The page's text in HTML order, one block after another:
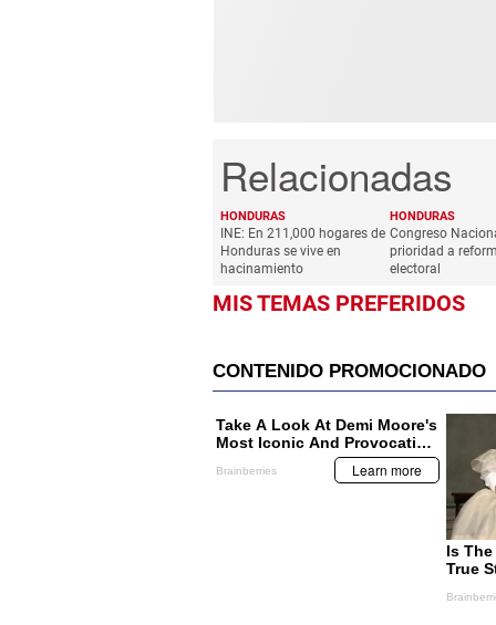
HONDURAS
INE: En 211,000 hogares de
Honduras se vive en
hacinamiento
HONDURAS
Congreso
prioridad a
electoral
MIS TEMAS PREFERIDOS